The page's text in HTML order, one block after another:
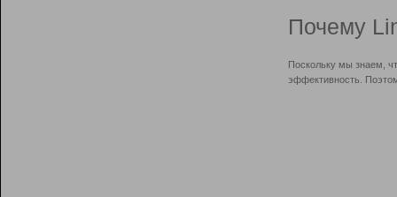
Почему
Поскольку мы знаем,
эффективность.